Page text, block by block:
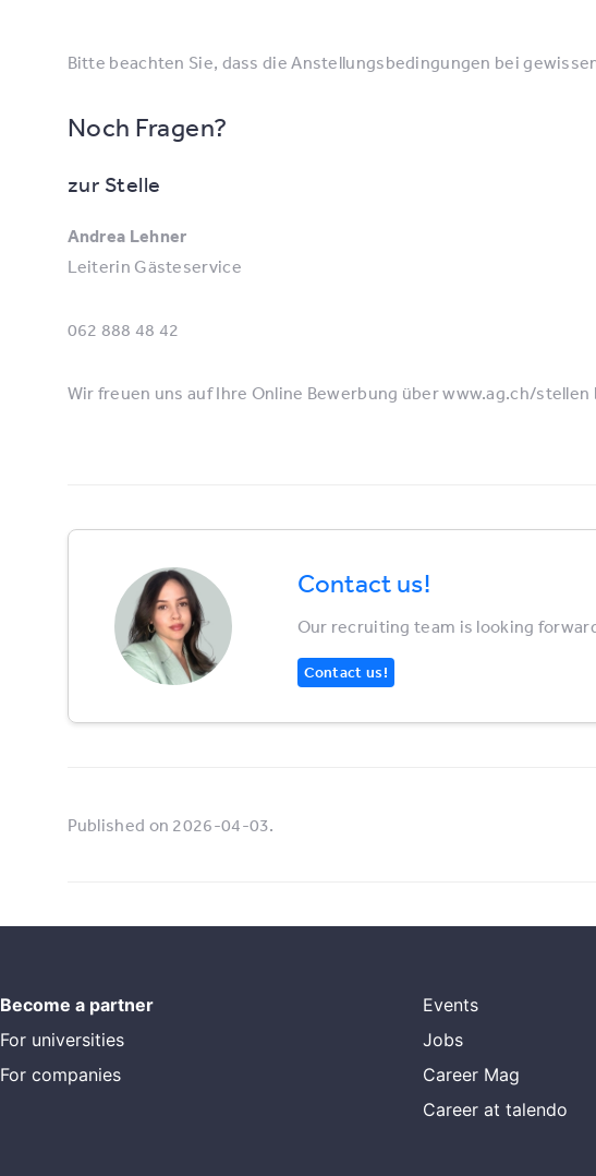
Bitte beachten Sie, dass die Anstellungsbedingungen bei
Noch Fragen?
zur Stelle
Andrea Lehner
Leiterin Gästeservice
062 888 48 42
Wir freuen uns auf Ihre Online Bewerbung über www.ag.ch/stellen
Contact us!
Our recruiting team is looking
Contact us!
Published on 2026-04-03.
Become a partner
For universities
For companies
Events
Jobs
Career Mag
Career at talendo